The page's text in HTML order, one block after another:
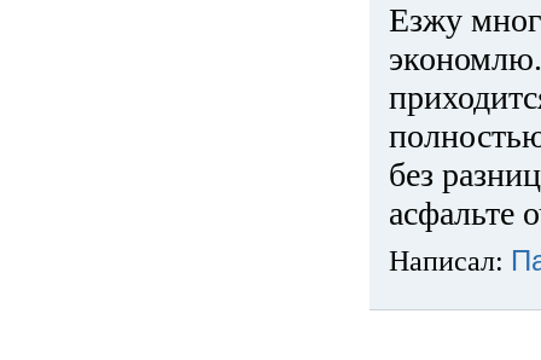
Езжу
без
асфальте
Написал: